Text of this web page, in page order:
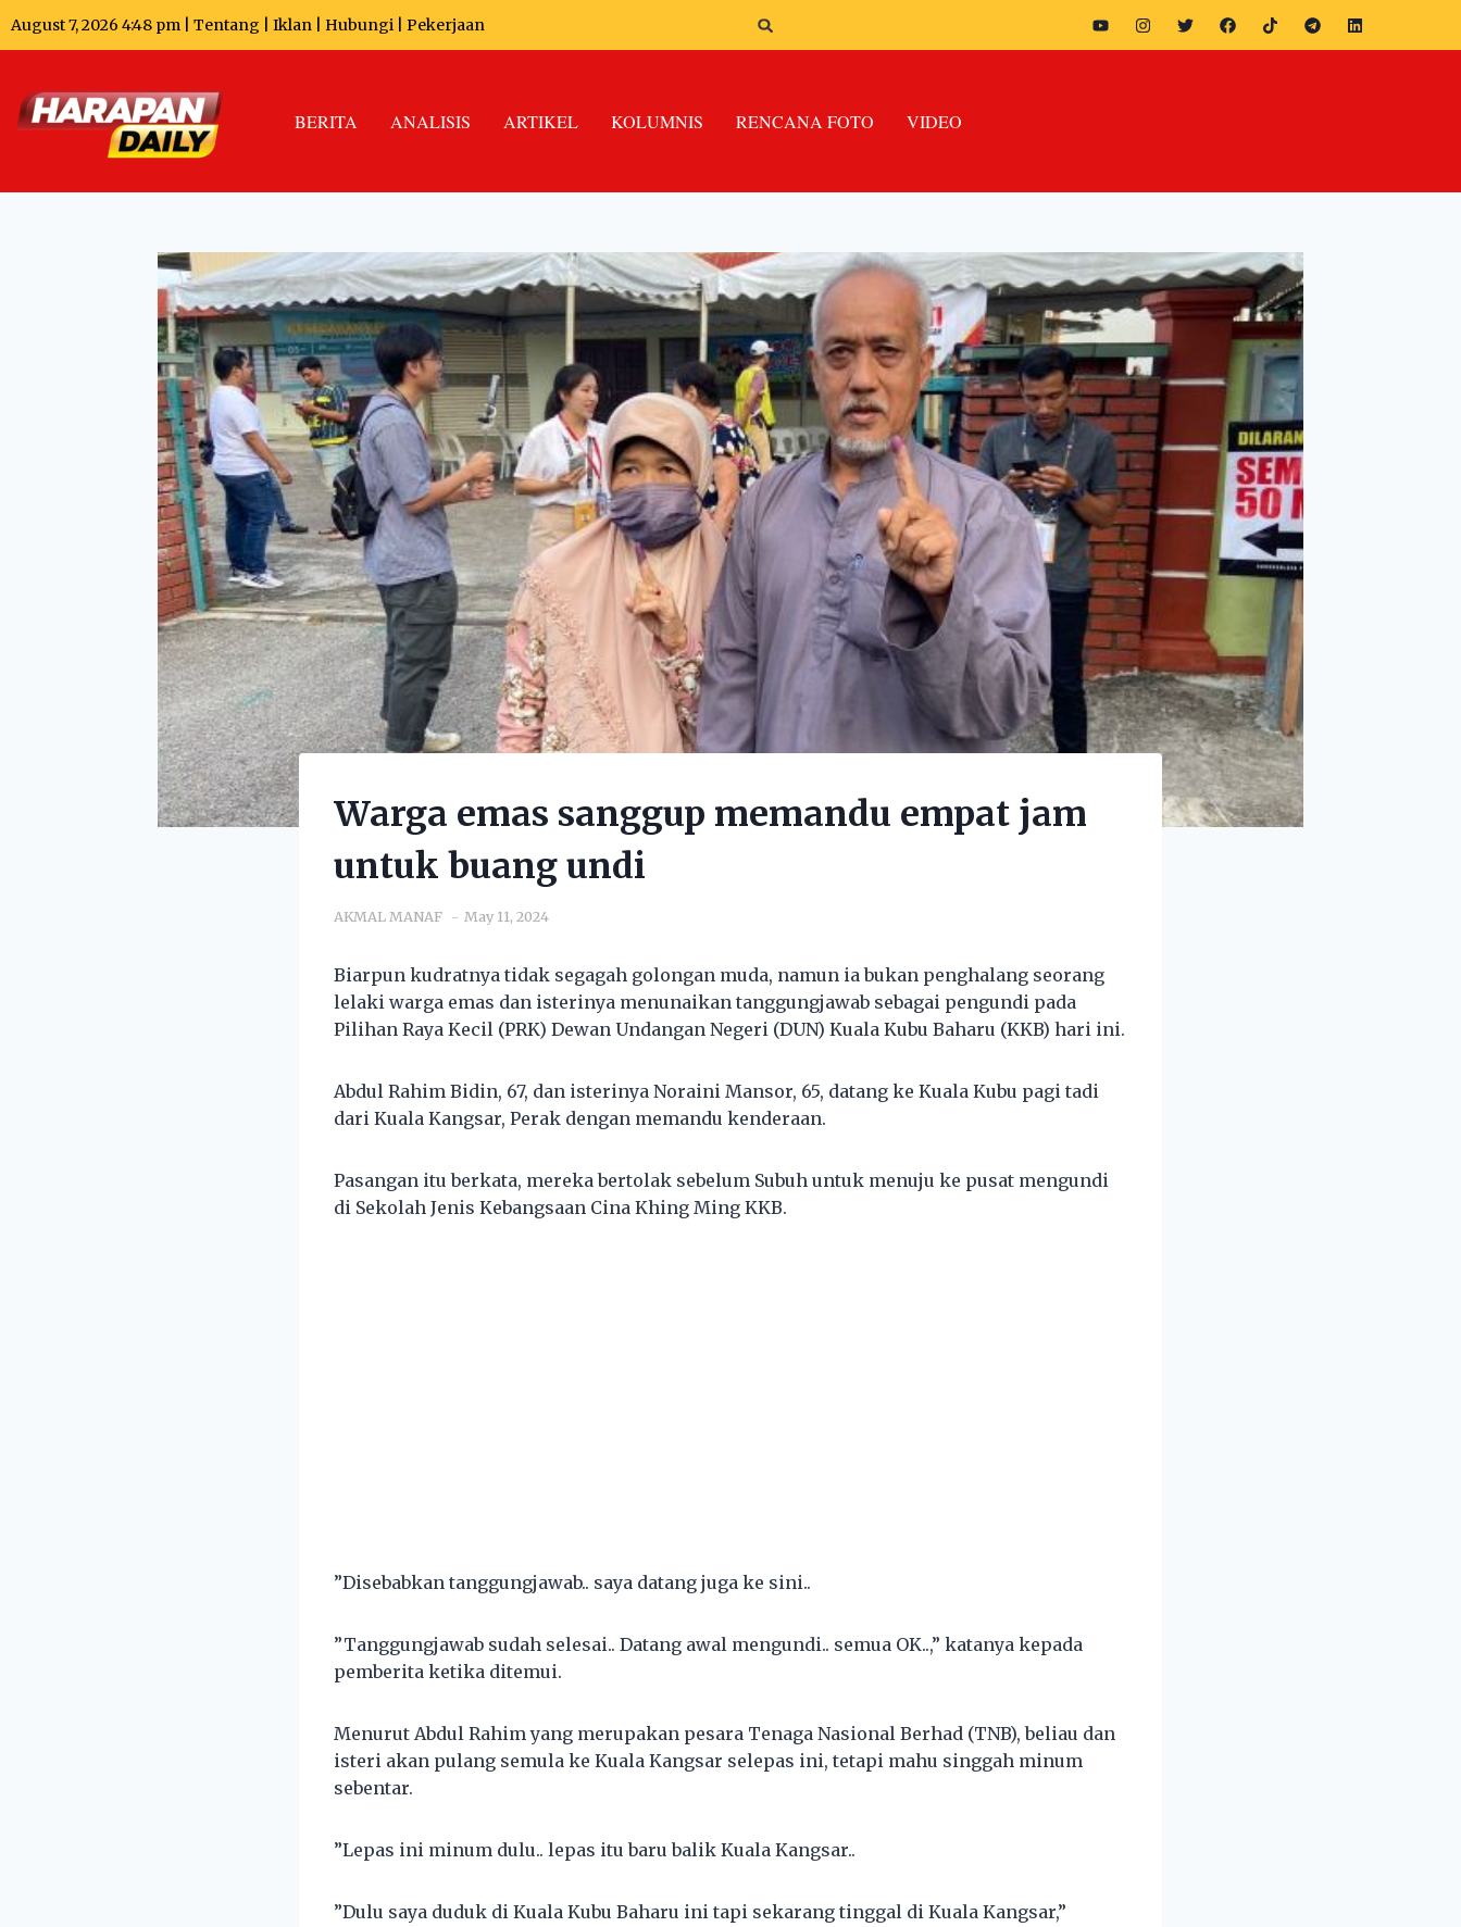
August 7, 2026 4:48 pm | Tentang Iklan Hubungi Pekerjaan
BERITA ANALISIS ARTIKEL KOLUMNIS RENCANA FOTO VIDEO
Warga emas sanggup memandu empat jam
untuk buang undi
AKMAL MANAF May 11, 2024
Biarpun kudratnya tidak segagah golongan muda, namun ia bukan penghalang seorang
lelaki warga emas dan isterinya menunaikan tanggungjawab sebagai pengundi pada
Pilihan Raya Kecil (PRK) Dewan Undangan Negeri (DUN) Kuala Kubu Baharu (KKB) hari ini.
Abdul Rahim Bidin, 67, dan isterinya Noraini Mansor, 65, datang ke Kuala Kubu pagi tadi
dari Kuala Kangsar, Perak dengan memandu kenderaan.
Pasangan itu berkata, mereka bertolak sebelum Subuh untuk menuju ke pusat mengundi
di Sekolah Jenis Kebangsaan Cina Khing Ming KKB.
”Disebabkan tanggungjawab.. saya datang juga ke sini..
”Tanggungjawab sudah selesai.. Datang awal mengundi.. semua OK..,” katanya kepada
pemberita ketika ditemui.
Menurut Abdul Rahim yang merupakan pesara Tenaga Nasional Berhad (TNB), beliau dan
isteri akan pulang semula ke Kuala Kangsar selepas ini, tetapi mahu singgah minum
sebentar.
”Lepas ini minum dulu.. lepas itu baru balik Kuala Kangsar..
”Dulu saya duduk di Kuala Kubu Baharu ini tapi sekarang tinggal di Kuala Kangsar,”